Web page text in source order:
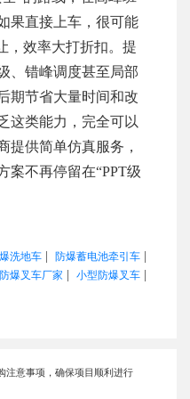
果直接上车，很可能
，效率大打折扣。提
、错峰调度甚至局部
期节省大量时间和改
这类能力，完全可以
提供简单仿真服务，
案不再停留在“PPT级
洗地车 | 防爆蓄电池牵引车 |
爆叉车厂家 | 小型防爆叉车 |
注意事项，确保项目顺利进行